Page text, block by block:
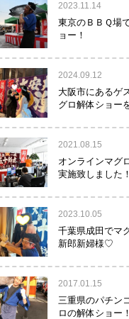
2023.11.14
東京のＢＢＱ場
ョー！
2024.09.12
大阪市にあるゲ
グロ解体ショー
2021.08.15
オンラインマグ
実施致しました！
2023.10.05
千葉県成田でマ
新郎新婦様♡
2017.01.15
三重県のパチン
ロの解体ショー